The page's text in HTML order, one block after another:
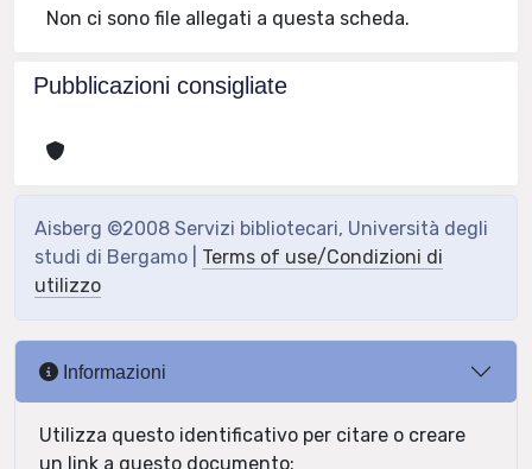
Non ci sono file allegati a questa scheda.
Pubblicazioni consigliate
Aisberg ©2008 Servizi bibliotecari, Università degli
studi di Bergamo | Terms of use/Condizioni di
utilizzo
Informazioni
Utilizza questo identificativo per citare o creare
un link a questo documento: